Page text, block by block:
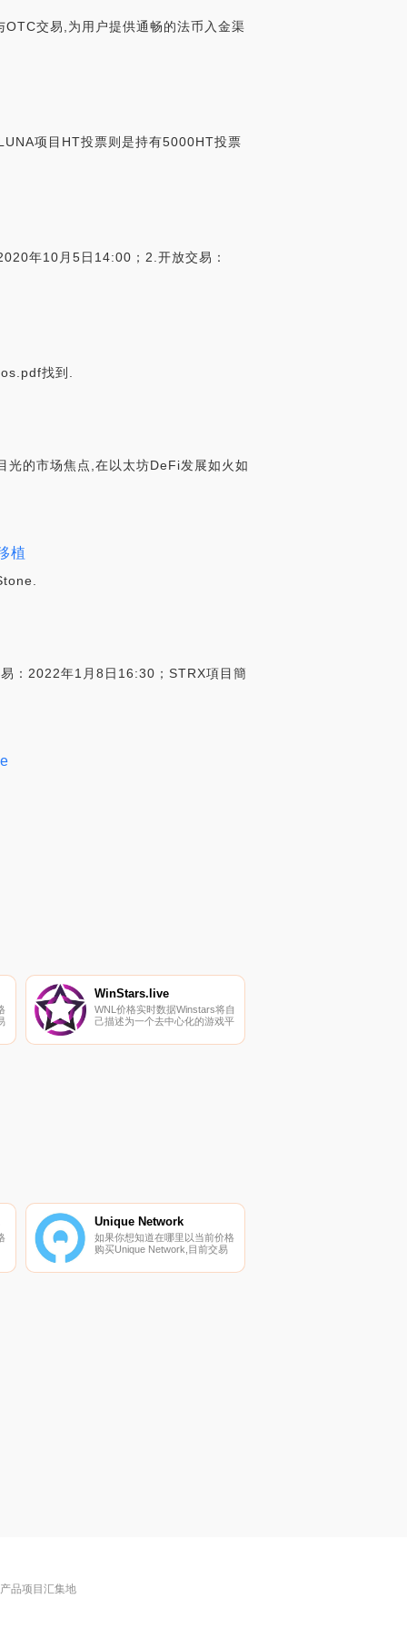
交易,为用户提供通畅的法币入金渠
项目HT投票则是持有5000HT投票
年10月5日14:00；2.开放交易：
找到.
的市场焦点,在以太坊DeFi发展如火如
植
：2022年1月8日16:30；STRX項目簡
WinStars.live
WNL价格实时数据Winstars将自
己描述为一个去中心化的游戏平
立在以太坊基础上的国际透明运
Unique Network
如果你想知道在哪里以当前价格
购买Unique Network,目前交易
密货币交易所是HuoUNQ。您可
品项目汇集地